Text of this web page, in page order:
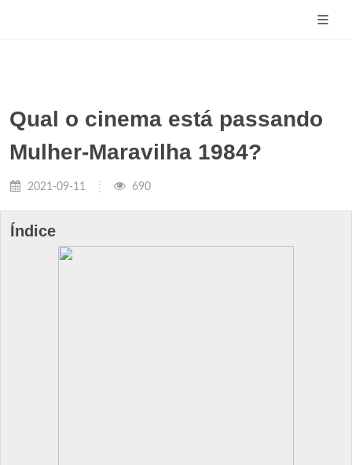
Qual o cinema está passando
Mulher-Maravilha 1984?
2021-09-11 690
Índice